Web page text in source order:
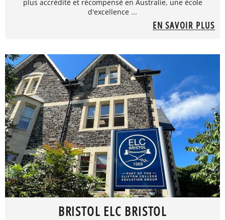
plus accrédité et récompensé en Australie, une école
d'excellence ...
EN SAVOIR PLUS
BRISTOL ELC BRISTOL